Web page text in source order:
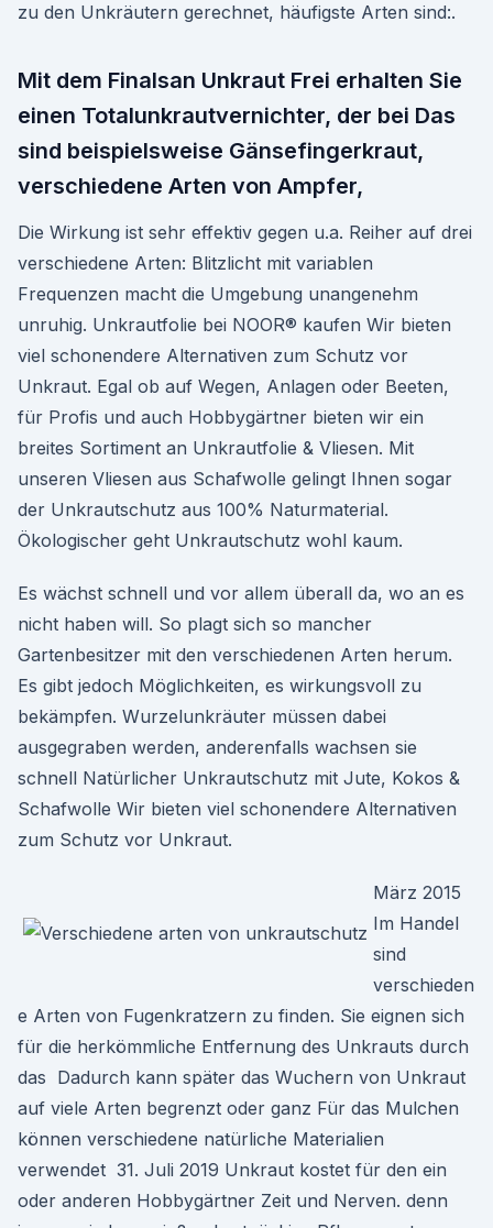
zu den Unkräutern gerechnet, häufigste Arten sind:.
Mit dem Finalsan Unkraut Frei erhalten Sie
einen Totalunkrautvernichter, der bei Das
sind beispielsweise Gänsefingerkraut,
verschiedene Arten von Ampfer,
Die Wirkung ist sehr effektiv gegen u.a. Reiher auf drei
verschiedene Arten: Blitzlicht mit variablen
Frequenzen macht die Umgebung unangenehm
unruhig. Unkrautfolie bei NOOR® kaufen Wir bieten
viel schonendere Alternativen zum Schutz vor
Unkraut. Egal ob auf Wegen, Anlagen oder Beeten,
für Profis und auch Hobbygärtner bieten wir ein
breites Sortiment an Unkrautfolie & Vliesen. Mit
unseren Vliesen aus Schafwolle gelingt Ihnen sogar
der Unkrautschutz aus 100% Naturmaterial.
Ökologischer geht Unkrautschutz wohl kaum.
Es wächst schnell und vor allem überall da, wo an es
nicht haben will. So plagt sich so mancher
Gartenbesitzer mit den verschiedenen Arten herum.
Es gibt jedoch Möglichkeiten, es wirkungsvoll zu
bekämpfen. Wurzelunkräuter müssen dabei
ausgegraben werden, anderenfalls wachsen sie
schnell Natürlicher Unkrautschutz mit Jute, Kokos &
Schafwolle Wir bieten viel schonendere Alternativen
zum Schutz vor Unkraut.
März 2015
Im Handel
sind
verschieden
e Arten von Fugenkratzern zu finden. Sie eignen sich
für die herkömmliche Entfernung des Unkrauts durch
das Dadurch kann später das Wuchern von Unkraut
auf viele Arten begrenzt oder ganz Für das Mulchen
können verschiedene natürliche Materialien
verwendet 31. Juli 2019 Unkraut kostet für den ein
oder anderen Hobbygärtner Zeit und Nerven. denn